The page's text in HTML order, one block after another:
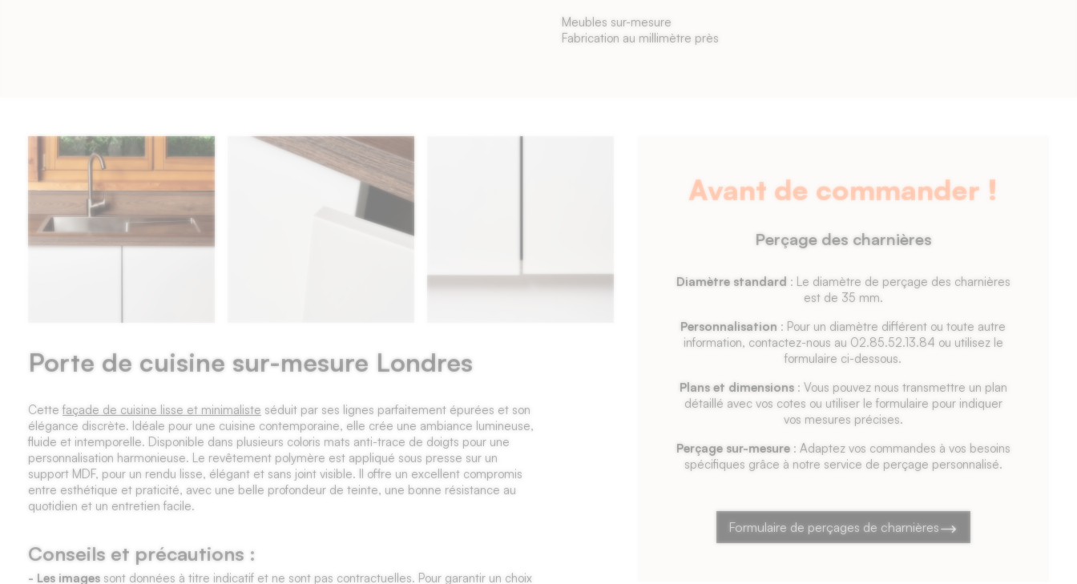
Livraison rapide
Façades livrées sous 6 semaines
Porte de cuisine sur-mesure Londres
Cette façade de cuisine lisse et minimaliste séduit par ses lignes parfaitement épurées et son
élégance discrète. Idéale pour une cuisine contemporaine, elle crée une ambiance lumineuse,
fluide et intemporelle. Disponible dans plusieurs coloris mats anti-trace de doigts pour une
personnalisation harmonieuse. Le revêtement polymère est appliqué sous presse sur un
support MDF, pour un rendu lisse, élégant et sans joint visible. Il offre un excellent compromis
entre esthétique et praticité, avec une belle profondeur de teinte, une bonne résistance au
quotidien et un entretien facile.
Conseils et précautions :
- Les images sont données à titre indicatif et ne sont pas contractuelles. Pour garantir un choix
Avant de commander !
Perçage des charnières
Diamètre standard : Le diamètre de perçage des charnières
est de 35 mm.
Personnalisation : Pour un diamètre différent ou toute autre
information, contactez-nous au 02.85.52.13.84 ou utilisez le
formulaire ci-dessous.
Plans et dimensions: Vous pouvez nous transmettre un plan
détaillé avec vos cotes ou utiliser le formulaire pour indiquer
vos mesures précises.
Perçage sur-mesure: Adaptez vos commandes à vos besoins
spécifiques grâce à notre service de perçage personnalisé.
Formulaire de perçages de charnières